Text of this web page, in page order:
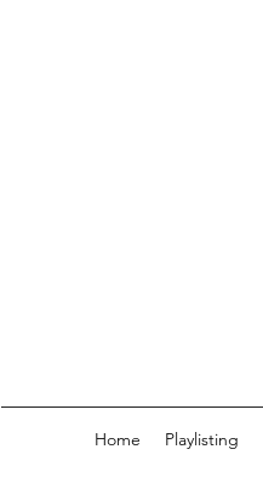
Home Playlisting